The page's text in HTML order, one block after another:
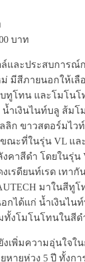
บาท
ล์และประสบการณ์
ม่ มีสีภายนอกให้เ
ทูโทน และโมโน
น้ำเงินไนท์บลู ส้มโ
ลิก ขาวสตอร์มไว
ณะที่ในรุ่น VL แล
คาสีดำ โดยในรุ่น
เรดียนท์เรด เทา
มาในสีทู
กได้แก่ น้ำเงินไน
ทั้งโมโนโทนในสีด
เพิ่มความอุ่นใจใ
หายห่วง 5 ปี ทั้งกา